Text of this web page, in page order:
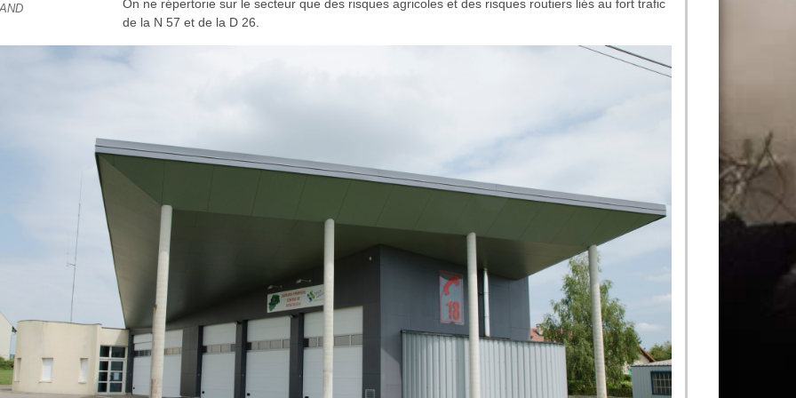
On ne répertorie sur le secteur que des risques agricoles et des risques routiers liés au fort trafic
de la N 57 et de la D 26.